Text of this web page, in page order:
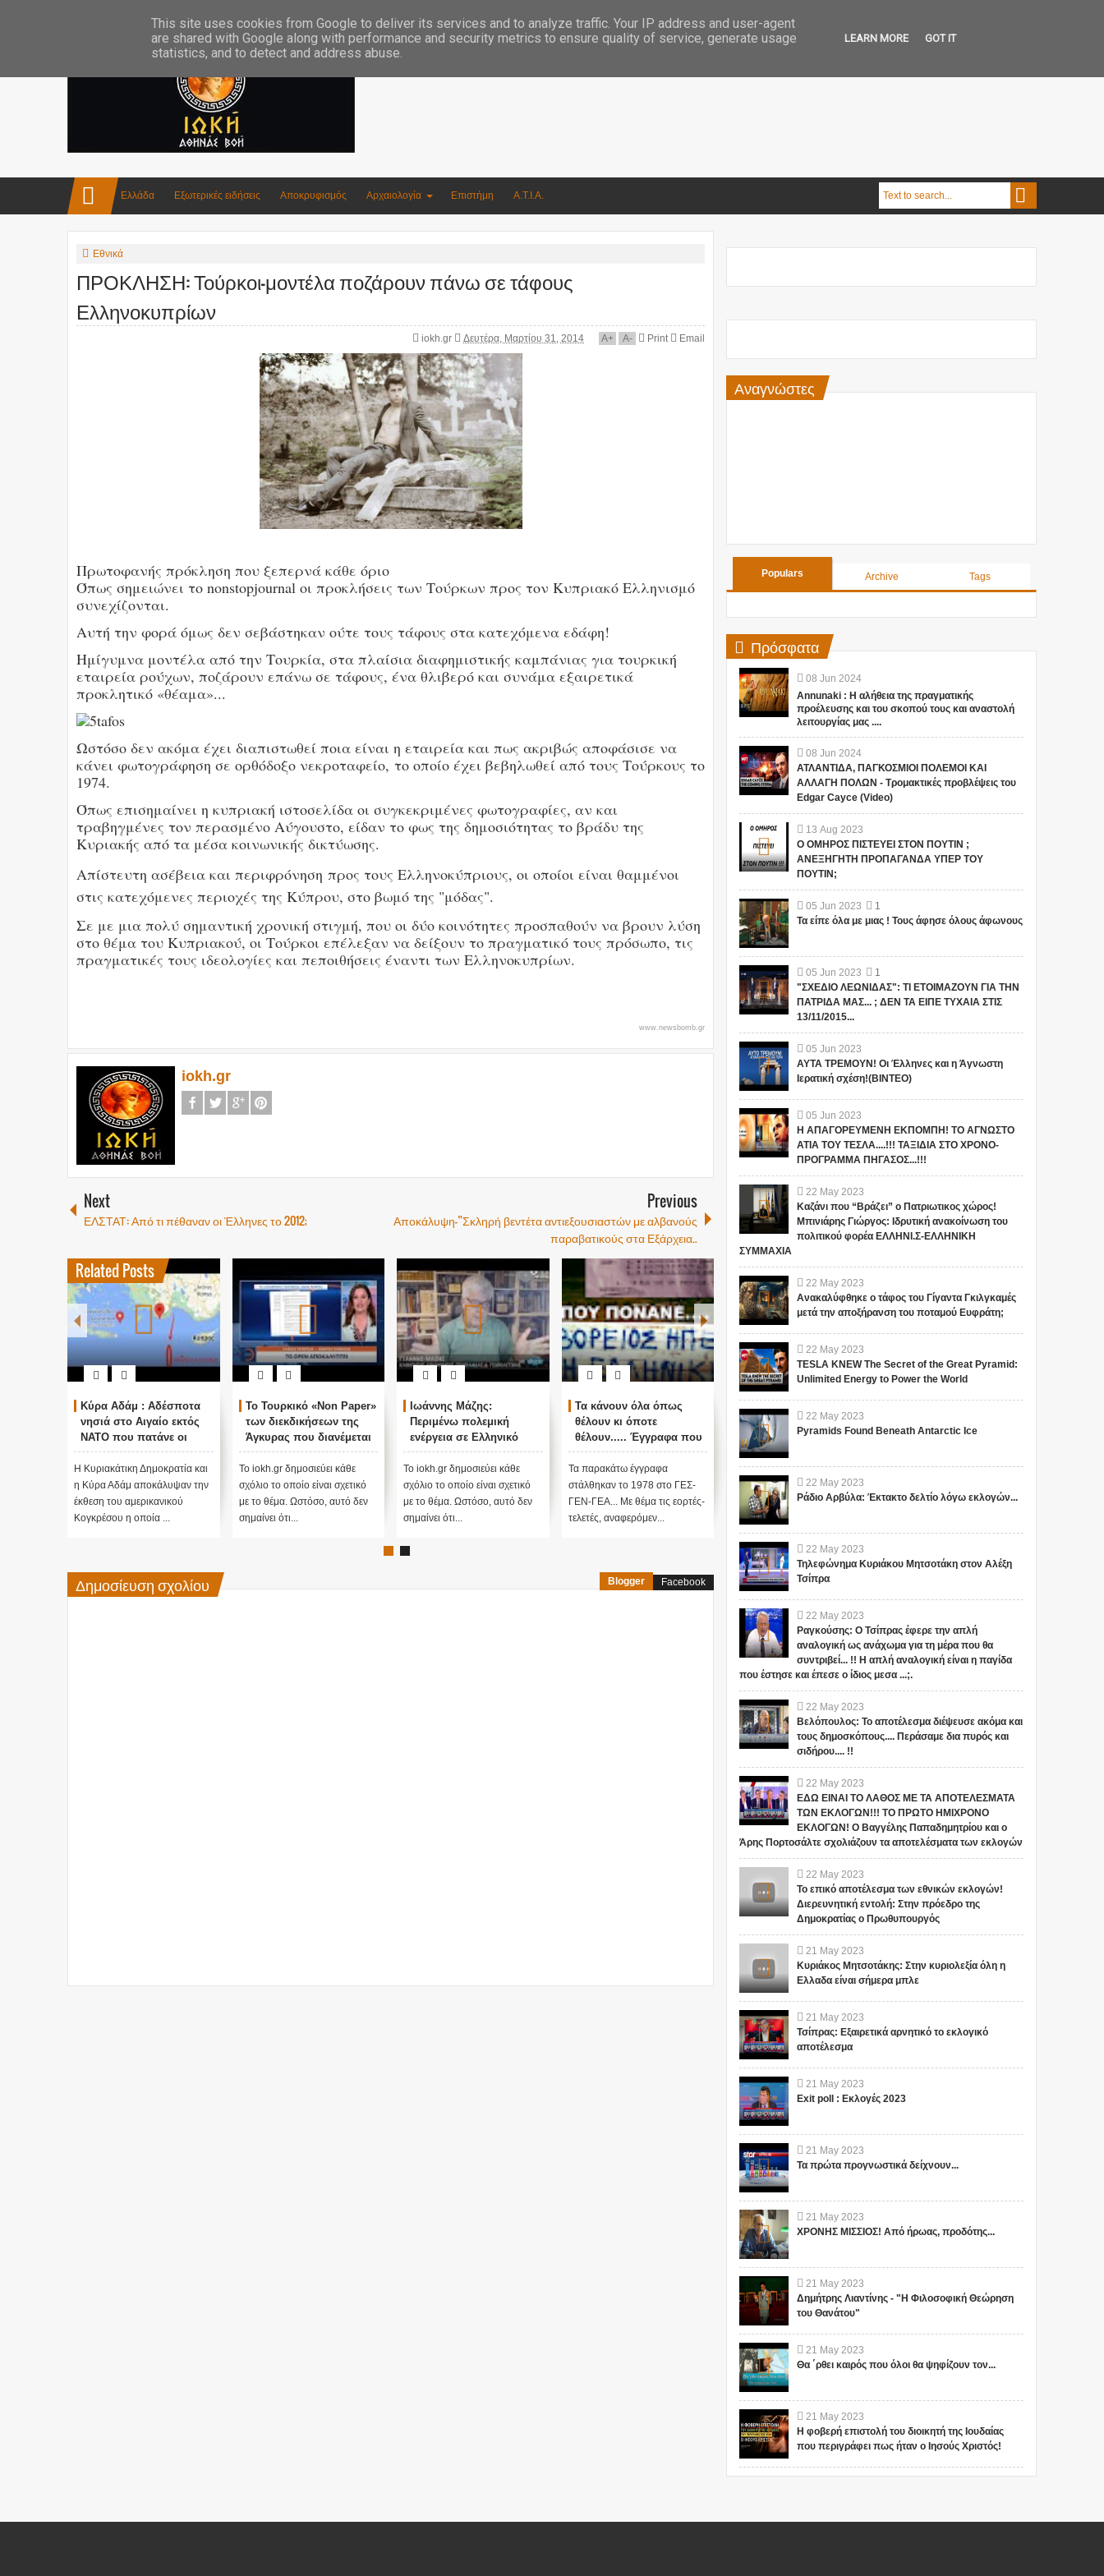
Ελλάδα Εξωτερικές ειδήσεις Αποκρυφισμός Αρχαιολογία Επιστήμη Α.Τ.Ι.Α.
Εθνικά
ΠΡΟΚΛΗΣΗ: Τούρκοι-μοντέλα ποζάρουν πάνω σε τάφους
Ελληνοκυπρίων
iokh.gr Δευτέρα, Μαρτίου 31, 2014 A+ A- Print Email
Πρωτοφανής πρόκληση που ξεπερνά κάθε όριο
Όπως σημειώνει το nonstopjournal οι προκλήσεις των Τούρκων προς τον Κυπριακό Ελληνισμό
συνεχίζονται.
Αυτή την φορά όμως δεν σεβάστηκαν ούτε τους τάφους στα κατεχόμενα εδάφη!
Ημίγυμνα μοντέλα από την Τουρκία, στα πλαίσια διαφημιστικής καμπάνιας για τουρκική
εταιρεία ρούχων, ποζάρουν επάνω σε τάφους, ένα θλιβερό και συνάμα εξαιρετικά
προκλητικό «θέαμα»...
Ωστόσο δεν ακόμα έχει διαπιστωθεί ποια είναι η εταιρεία και πως ακριβώς αποφάσισε να
κάνει φωτογράφηση σε ορθόδοξο νεκροταφείο, το οποίο έχει βεβηλωθεί από τους Τούρκους το
1974.
Όπως επισημαίνει η κυπριακή ιστοσελίδα οι συγκεκριμένες φωτογραφίες, αν και
τραβηγμένες τον περασμένο Αύγουστο, είδαν το φως της δημοσιότητας το βράδυ της
Κυριακής από τα μέσα κοινωνικής δικτύωσης.
Απίστευτη ασέβεια και περιφρόνηση προς τους Ελληνοκύπριους, οι οποίοι είναι θαμμένοι
στις κατεχόμενες περιοχές της Κύπρου, στο βωμό της "μόδας".
Σε με μια πολύ σημαντική χρονική στιγμή, που οι δύο κοινότητες προσπαθούν να βρουν λύση
στο θέμα του Κυπριακού, οι Τούρκοι επέλεξαν να δείξουν το πραγματικό τους πρόσωπο, τις
πραγματικές τους ιδεολογίες και πεποιθήσεις έναντι των Ελληνοκυπρίων.
www.newsbomb.gr
iokh.gr
Next
ΕΛΣΤΑΤ: Από τι πέθαναν οι Έλληνες το 2012;
Previous
Αποκάλυψη-”Σκληρή βεντέτα αντιεξουσιαστών με αλβανούς
παραβατικούς στα Εξάρχεια..
Related Posts
Κύρα Αδάμ : Αδέσποτα
νησιά στο Αιγαίο εκτός
ΝΑΤΟ που πατάνε οι
Τούρκοι με την συνθήκη
της Λωζάνης...
Η Κυριακάτικη Δημοκρατία και
η Κύρα Αδάμ αποκάλυψαν την
έκθεση του αμερικανικού
Κογκρέσου η οποία ...
Το Τουρκικό «Non Paper»
των διεκδικήσεων της
Άγκυρας που διανέμεται
στις ξένες πρεσβείες
Το iokh.gr δημοσιεύει κάθε
σχόλιο το οποίο είναι σχετικό
με το θέμα. Ωστόσο, αυτό δεν
σημαίνει ότι...
Ιωάννης Μάζης:
Περιμένω πολεμική
ενέργεια σε Ελληνικό
νησί
Το iokh.gr δημοσιεύει κάθε
σχόλιο το οποίο είναι σχετικό
με το θέμα. Ωστόσο, αυτό δεν
σημαίνει ότι...
Τα κάνουν όλα όπως
θέλουν κι όποτε
θέλουν..... Έγγραφα που
δείχνουν αλήθειες που
πονάνε: Πως ο
χαρακτηρισμός
΄Βορειοηπειρωτικόν
Έπος' της Εποποιίας
Τα παρακάτω έγγραφα
στάλθηκαν το 1978 στο ΓΕΣ-
ΓΕΝ-ΓΕΑ... Με θέμα τις εορτές-
τελετές, αναφερόμεν...
εγκατάσταση στη Σκύρο
βάσης των ισραηλινών
drones Heron οι
ΤΟΥΡΚΟΙ την
χαρακτηρίζουν ως κίνηση
από την Ελλάδα που θα
προκαλέσει πόλεμο»
Για ελληνικούς υπότιτλους:
ρυθμίσεις-υπότιτλοι-αυτόματη
μετάφραση-ελληνικά Tο iok...
σύγκρουση Ρωσίας-
Ερντογάν αποφάσισε να
δίνοντας στο ΝΑΤΟ τις
"Ο Τούρκος πρόεδρος Ρετζέπ
προδώσει τη Ρωσία,
Δημοσίευση σχολίου Blogger Facebook
Αναγνώστες
Populars Archive Tags
Πρόσφατα
08 Jun 2024
Annunaki : Η αλήθεια της πραγματικής
προέλευσης και του σκοπού τους και αναστολή
λειτουργίας μας ....
08 Jun 2024
ΑΤΛΑΝΤΙΔΑ, ΠΑΓΚΟΣΜΙΟΙ ΠΟΛΕΜΟΙ ΚΑΙ
ΑΛΛΑΓΗ ΠΟΛΩΝ - Τρομακτικές προβλέψεις του
Edgar Cayce (Video)
13 Aug 2023
Ο ΟΜΗΡΟΣ ΠΙΣΤΕΥΕΙ ΣΤΟΝ ΠΟΥΤΙΝ ;
ΑΝΕΞΗΓΗΤΗ ΠΡΟΠΑΓΑΝΔΑ ΥΠΕΡ ΤΟΥ
ΠΟΥΤΙΝ;
05 Jun 2023
1
Τα είπε όλα με μιας ! Τους άφησε όλους άφωνους
05 Jun 2023
1
"ΣΧΕΔΙΟ ΛΕΩΝΙΔΑΣ": ΤΙ ΕΤΟΙΜΑΖΟΥΝ ΓΙΑ ΤΗΝ
ΠΑΤΡΙΔΑ ΜΑΣ... ; ΔΕΝ ΤΑ ΕΙΠΕ ΤΥΧΑΙΑ ΣΤΙΣ
13/11/2015...
05 Jun 2023
ΑΥΤΑ ΤΡΕΜΟΥΝ! Οι Έλληνες και η Άγνωστη
Ιερατική σχέση!(ΒΙΝΤΕΟ)
05 Jun 2023
Η ΑΠΑΓΟΡΕΥΜΕΝΗ ΕΚΠΟΜΠΗ! ΤΟ ΑΓΝΩΣΤΟ
ΑΤΙΑ ΤΟΥ ΤΕΣΛΑ....!!! ΤΑΞΙΔΙΑ ΣΤΟ ΧΡΟΝΟ-
ΠΡΟΓΡΑΜΜΑ ΠΗΓΑΣΟΣ...!!!
22 May 2023
Καζάνι που “Βράζει” ο Πατριωτικος χώρος!
Μπινιάρης Γιώργος: Ιδρυτική ανακοίνωση του
πολιτικού φορέα ΕΛΛΗΝΙ.Σ-ΕΛΛΗΝΙΚΗ
ΣΥΜΜΑΧΙΑ
22 May 2023
Ανακαλύφθηκε ο τάφος του Γίγαντα Γκιλγκαμές
μετά την αποξήρανση του ποταμού Ευφράτη;
22 May 2023
TESLA KNEW The Secret of the Great Pyramid:
Unlimited Energy to Power the World
22 May 2023
Pyramids Found Beneath Antarctic Ice
22 May 2023
Ράδιο Αρβύλα: Έκτακτο δελτίο λόγω εκλογών...
22 May 2023
Τηλεφώνημα Κυριάκου Μητσοτάκη στον Αλέξη
Τσίπρα
22 May 2023
Ραγκούσης: Ο Τσίπρας έφερε την απλή
αναλογική ως ανάχωμα για τη μέρα που θα
συντριβεί... !! Η απλή αναλογική είναι η παγίδα
που έστησε και έπεσε ο ίδιος μεσα ...;.
22 May 2023
Βελόπουλος: Το αποτέλεσμα διέψευσε ακόμα και
τους δημοσκόπους.... Περάσαμε δια πυρός και
σιδήρου.... !!
22 May 2023
ΕΔΩ ΕΙΝΑΙ ΤΟ ΛΑΘΟΣ ΜΕ ΤΑ ΑΠΟΤΕΛΕΣΜΑΤΑ
ΤΩΝ ΕΚΛΟΓΩΝ!!! ΤΟ ΠΡΩΤΟ ΗΜΙΧΡΟΝΟ
ΕΚΛΟΓΩΝ! Ο Βαγγέλης Παπαδημητρίου και ο
Άρης Πορτοσάλτε σχολιάζουν τα αποτελέσματα των εκλογών
22 May 2023
Το επικό αποτέλεσμα των εθνικών εκλογών!
Διερευνητική εντολή: Στην πρόεδρο της
Δημοκρατίας ο Πρωθυπουργός
21 May 2023
Κυριάκος Μητσοτάκης: Στην κυριολεξία όλη η
Ελλαδα είναι σήμερα μπλε
21 May 2023
Τσίπρας: Εξαιρετικά αρνητικό το εκλογικό
αποτέλεσμα
21 May 2023
Exit poll : Εκλογές 2023
21 May 2023
Τα πρώτα προγνωστικά δείχνουν...
21 May 2023
ΧΡΟΝΗΣ ΜΙΣΣΙΟΣ! Από ήρωας, προδότης...
21 May 2023
Δημήτρης Λιαντίνης - "Η Φιλοσοφική Θεώρηση
του Θανάτου"
21 May 2023
Θα ΄ρθει καιρός που όλοι θα ψηφίζουν τον...
21 May 2023
Η φοβερή επιστολή του διοικητή της Ιουδαίας
που περιγράφει πως ήταν ο Ιησούς Χριστός!
This site uses cookies from Google to deliver its services and to analyze traffic. Your IP address and user-agent
are shared with Google along with performance and security metrics to ensure quality of service, generate usage
statistics, and to detect and address abuse.
LEARN MORE GOT IT